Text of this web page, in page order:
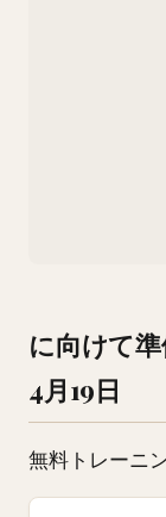
に向けて
4月19日
無料トレーニ